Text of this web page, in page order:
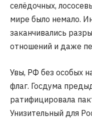
селёдочных,
мире было немало.
заканчивались
отношений и даже
Увы, РФ без особых
флаг. Госдума
ратифицировала
Унизительный для